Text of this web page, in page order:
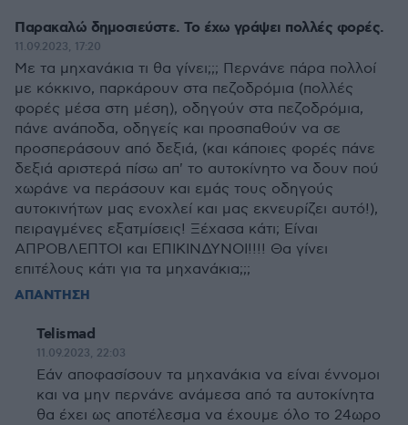
Παρακαλώ δημοσιεύστε. Το έχω γράψει πολλές φορές.
11.09.2023, 17:20
Με τα μηχανάκια τι θα γίνει;;; Περνάνε πάρα πολλοί
με κόκκινο, παρκάρουν στα πεζοδρόμια (πολλές
φορές μέσα στη μέση), οδηγούν στα πεζοδρόμια,
πάνε ανάποδα, οδηγείς και προσπαθούν να σε
προσπεράσουν από δεξιά, (και κάποιες φορές πάνε
δεξιά αριστερά πίσω απ' το αυτοκίνητο να δουν πού
χωράνε να περάσουν και εμάς τους οδηγούς
αυτοκινήτων μας ενοχλεί και μας εκνευρίζει αυτό!),
πειραγμένες εξατμίσεις! Ξέχασα κάτι; Είναι
ΑΠΡΟΒΛΕΠΤΟΙ και ΕΠΙΚΙΝΔΥΝΟΙ!!!! Θα γίνει
επιτέλους κάτι για τα μηχανάκια;;;
ΑΠΑΝΤΗΣΗ
Telismad
11.09.2023, 22:03
Εάν αποφασίσουν τα μηχανάκια να είναι έννομοι
και να μην περνάνε ανάμεσα από τα αυτοκίνητα
θα έχει ως αποτέλεσμα να έχουμε όλο το 24ωρο